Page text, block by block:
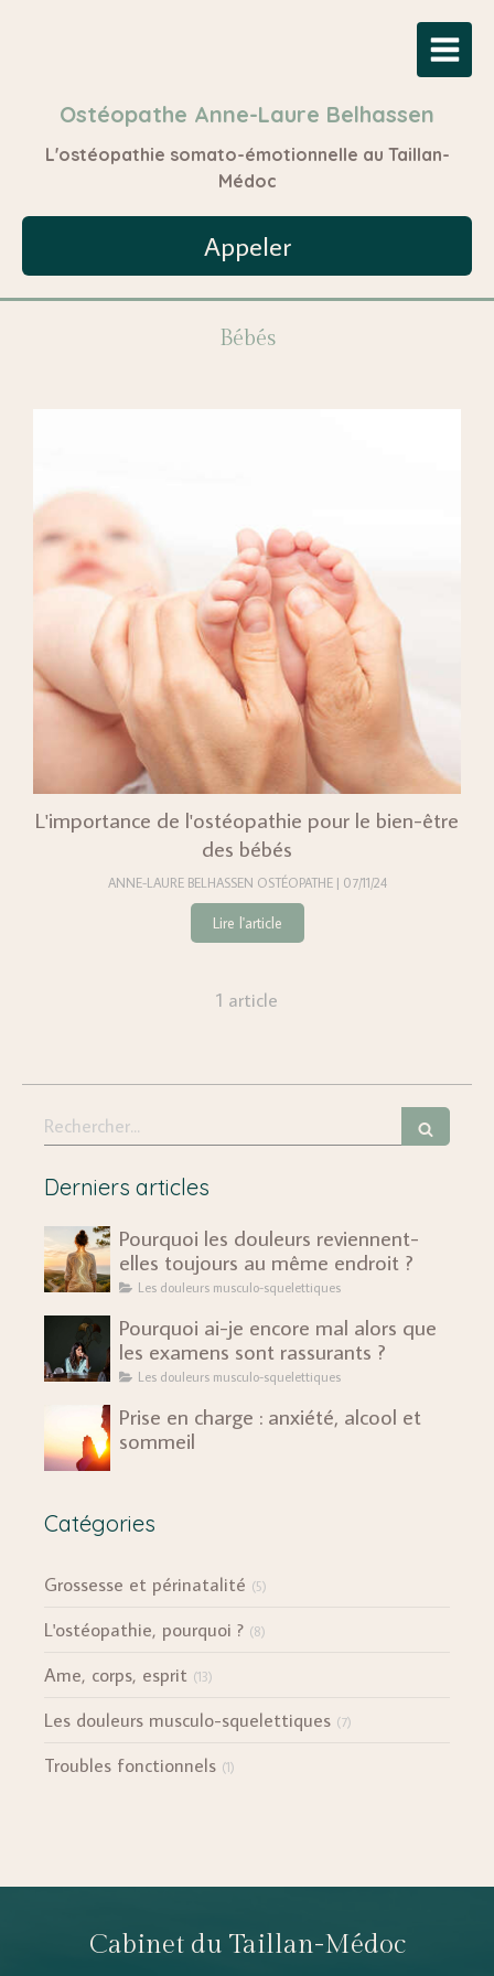
Ostéopathe Anne-Laure Belhassen
L'ostéopathie somato-émotionnelle au Taillan-
Médoc
Appeler
Bébés
L'importance de l'ostéopathie pour le bien-être
des bébés
ANNE-LAURE BELHASSEN OSTÉOPATHE 07/11/24
Lire l'article
1 article
Rechercher
Derniers articles
Pourquoi les douleurs reviennent-
elles toujours au même endroit ?
Les douleurs musculo-squelettiques
Pourquoi ai-je encore mal alors que
les examens sont rassurants ?
Les douleurs musculo-squelettiques
Prise en charge : anxiété, alcool et
sommeil
Catégories
Grossesse et périnatalité (5)
L'ostéopathie, pourquoi ? (8)
Ame, corps, esprit (13)
Les douleurs musculo-squelettiques (7)
Troubles fonctionnels (1)
Cabinet du Taillan-Médoc